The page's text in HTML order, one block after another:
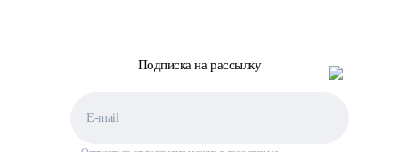
Подписка на рассылку